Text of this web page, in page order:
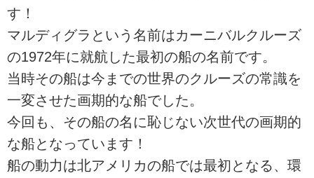
す！
マルディグラという名前はカーニバルクルーズ
の1972年に就航した最初の船の名前です。
当時その船は今までの世界のクルーズの常識を
一変させた画期的な船でした。
今回も、その船の名に恥じない次世代の画期的
な船となっています！
船の動力は北アメリカの船では最初となる、環